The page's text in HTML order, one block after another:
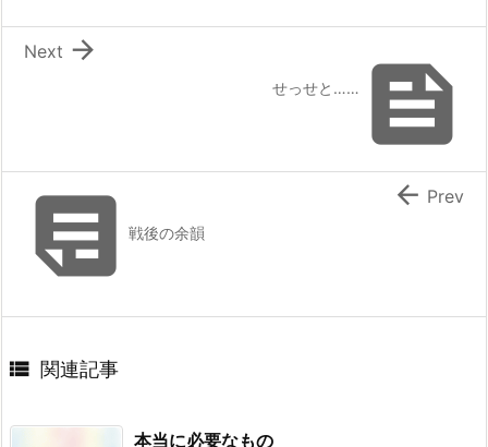

せっせと……

Next
戦後の余韻
 Prev
 関連記事
本当に必要なもの